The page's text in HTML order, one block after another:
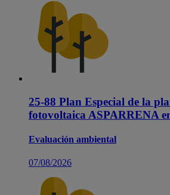
25-88 Plan Especial de la
fotovoltaica ASPARRENA
Evaluación ambiental
07/08/2026